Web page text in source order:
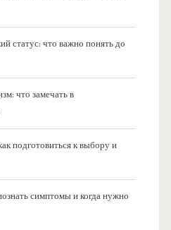
статус: что важно понять до
что замечать в
подготовиться к выбору и
симптомы и когда нужно